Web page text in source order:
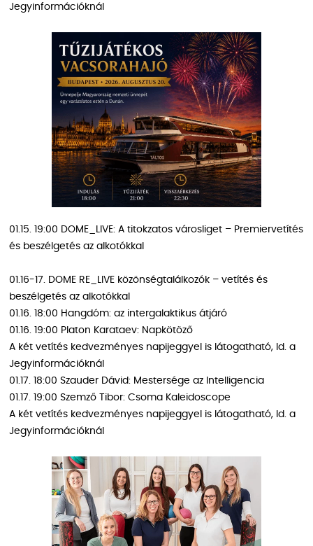
Jegyinformációknál
01.15. 19:00 DOME_LIVE: A titokzatos városliget – Premiervetítés
és beszélgetés az alkotókkal
01.16-17. DOME RE_LIVE közönségtalálkozók – vetítés és
beszélgetés az alkotókkal
01.16. 18:00 Hangdóm: az intergalaktikus átjáró
01.16. 19:00 Platon Karataev: Napkötöző
A két vetítés kedvezményes napijeggyel is látogatható, ld. a
Jegyinformációknál
01.17. 18:00 Szauder Dávid: Mestersége az Intelligencia
01.17. 19:00 Szemző Tibor: Csoma Kaleidoscope
A két vetítés kedvezményes napijeggyel is látogatható, ld. a
Jegyinformációknál